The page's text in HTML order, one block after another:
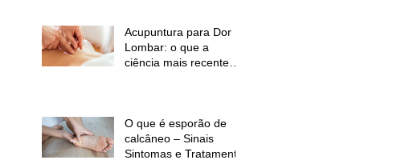
Acupuntura para Dor
Lombar: o que a
ciência mais recente
O que é esporão de
calcâneo – Sinais
Sintomas e Tratamento